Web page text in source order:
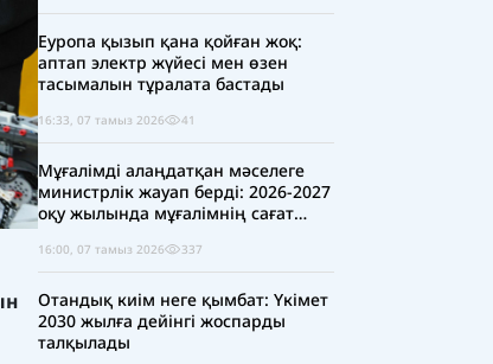
Еуропа қызып қана қойған жоқ:
аптап электр жүйесі мен өзен
тасымалын тұралата бастады
16:33, 07 тамыз 2026 41
Мұғалімді алаңдатқан мәселеге
министрлік жауап берді: 2026-2027
оқу жылында мұғалімнің сағат
16:00, 07 тамыз 2026 337
Отандық киім неге қымбат: Үкімет
2030 жылға дейінгі жоспарды
талқылады